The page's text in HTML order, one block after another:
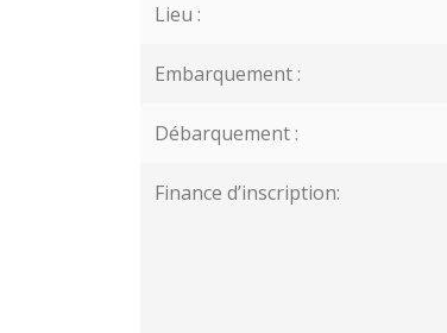
Lieu :
Embarquement :
Débarquement :
Finance d’inscription: